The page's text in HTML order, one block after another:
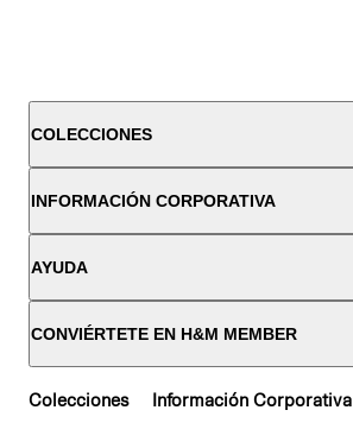
COLECCIONES
INFORMACIÓN CORPORATIVA
AYUDA
CONVIÉRTETE EN H&M MEMBER
Colecciones Información Corporativa